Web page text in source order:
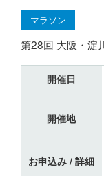
マラソン
第28回 大阪・淀
開催日
開催地
お申込み / 詳細